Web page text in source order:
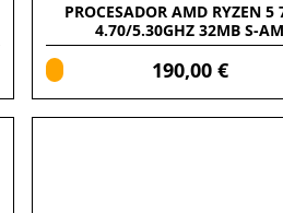
PROCESADOR AMD RYZEN 5
4.70/5.30GHZ 32MB S-
190,00 €